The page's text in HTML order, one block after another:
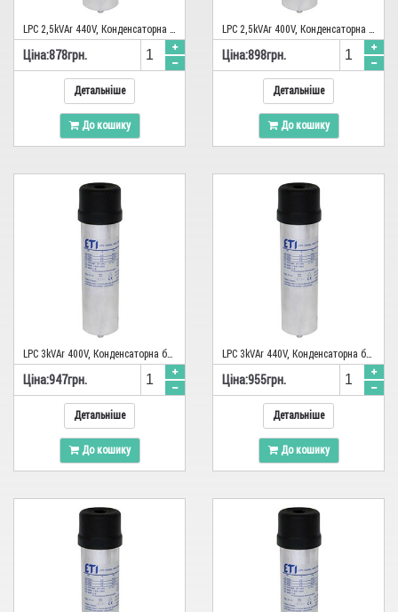
LPC 2,5kVAr 440V, Конденсаторна батарея ETI
Цiна:878грн.
Детальніше
До кошику
LPC 2,5kVAr 400V, Конденсаторна батарея ETI
Цiна:898грн.
Детальніше
До кошику
LPC 3kVAr 400V, Конденсаторна батарея ETI
Цiна:947грн.
Детальніше
До кошику
LPC 3kVAr 440V, Конденсаторна батарея ETI
Цiна:955грн.
Детальніше
До кошику